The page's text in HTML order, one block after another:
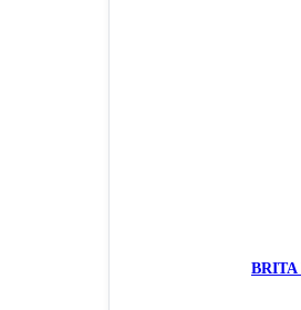
BRITA